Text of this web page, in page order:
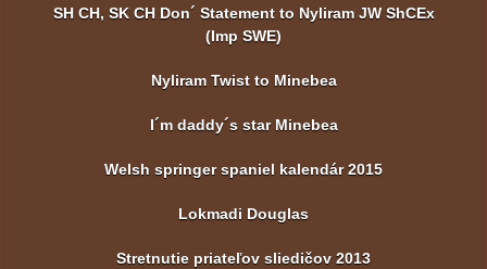
SH CH, SK CH Don´ Statement to Nyliram JW ShCEx
(Imp SWE)
Nyliram Twist to Minebea
I´m daddy´s star Minebea
Welsh springer spaniel kalendár 2015
Lokmadi Douglas
Stretnutie priateľov sliedičov 2013